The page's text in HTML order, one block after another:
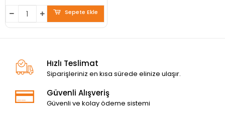
Sepete Ekle
Hızlı Teslimat
Siparişleriniz en kısa sürede elinize ulaşır.
Güvenli Alışveriş
Güvenli ve kolay ödeme sistemi